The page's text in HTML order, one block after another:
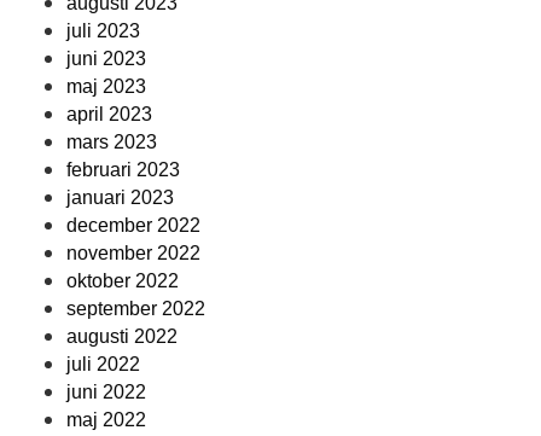
juli 2023
juni 2023
maj 2023
april 2023
mars 2023
februari 2023
januari 2023
december 2022
november 2022
oktober 2022
september 2022
augusti 2022
juli 2022
juni 2022
maj 2022